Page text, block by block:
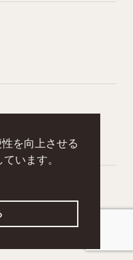
を向上させる
います。
4 ward, South